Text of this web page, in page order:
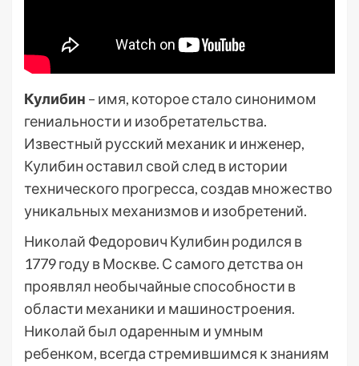
Кулибин – имя, которое стало синонимом
гениальности и изобретательства.
Известный русский механик и инженер,
Кулибин оставил свой след в истории
технического прогресса, создав множество
уникальных механизмов и изобретений.
Николай Федорович Кулибин родился в
1779 году в Москве. С самого детства он
проявлял необычайные способности в
области механики и машиностроения.
Николай был одаренным и умным
ребенком, всегда стремившимся к знаниям